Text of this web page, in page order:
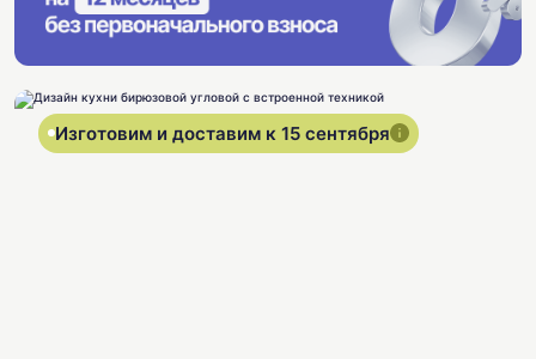
Изготовим и доставим к 15 сентября